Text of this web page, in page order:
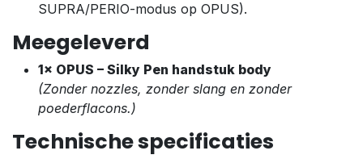
SUPRA/PERIO-modus op OPUS).
Meegeleverd
1× OPUS – Silky Pen handstuk body
(Zonder nozzles, zonder slang en zonder
poederflacons.)
Technische specificaties